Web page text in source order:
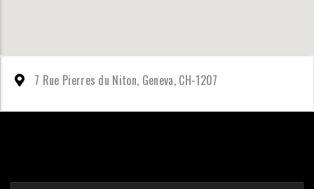
7 Rue Pierres du Niton, Geneva, CH-1207